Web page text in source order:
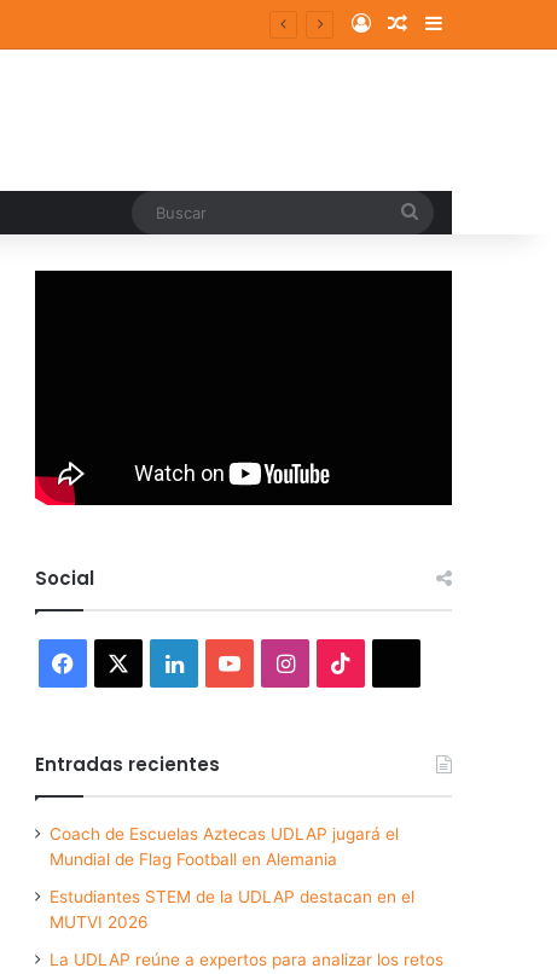
Log InRandom Article
Sidebar
Social
Facebook LinkedInYouTubeInstagram
Entradas recientes
Coach de Escuelas Aztecas UDLAP jugará el
Mundial de Flag Football en Alemania
Estudiantes STEM de la UDLAP destacan en el
MUTVI 2026
La UDLAP reúne a expertos para analizar los retos